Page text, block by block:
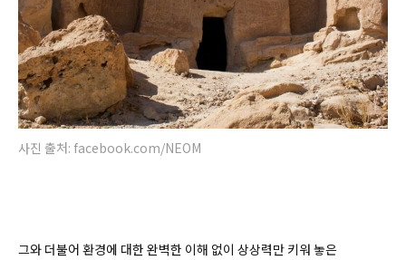
사진 출처: facebook.com/NEOM
그와 더불어 환경에 대한 완벽한 이해 없이 상상력만 키워 놓은